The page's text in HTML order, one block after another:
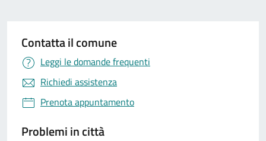
Contatta il comune
Leggi le domande frequenti
Richiedi assistenza
Prenota appuntamento
Problemi in città